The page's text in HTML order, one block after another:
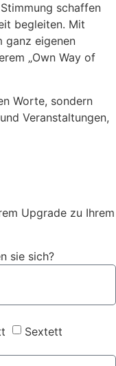
schaffen
begleiten. Mit
ganz eigenen
„Own Way of
Worte, sondern
Veranstaltungen,
Upgrade zu Ihrem
sie sich?
Sextett